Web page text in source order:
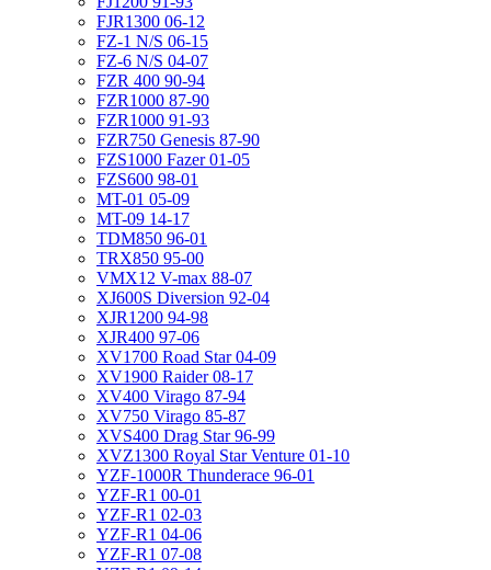
FJR1300 06-12
FZ-1 N/S 06-15
FZ-6 N/S 04-07
FZR 400 90-94
FZR1000 87-90
FZR1000 91-93
FZR750 Genesis 87-90
FZS1000 Fazer 01-05
FZS600 98-01
MT-01 05-09
MT-09 14-17
TDM850 96-01
TRX850 95-00
VMX12 V-max 88-07
XJ600S Diversion 92-04
XJR1200 94-98
XJR400 97-06
XV1700 Road Star 04-09
XV1900 Raider 08-17
XV400 Virago 87-94
XV750 Virago 85-87
XVS400 Drag Star 96-99
XVZ1300 Royal Star Venture 01-10
YZF-1000R Thunderace 96-01
YZF-R1 00-01
YZF-R1 02-03
YZF-R1 04-06
YZF-R1 07-08